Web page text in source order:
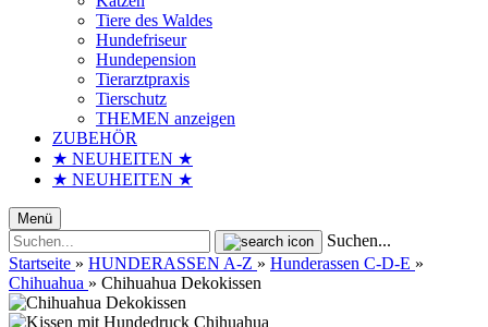
Tiere des Waldes
Hundefriseur
Hundepension
Tierarztpraxis
Tierschutz
THEMEN anzeigen
ZUBEHÖR
★ NEUHEITEN ★
★ NEUHEITEN ★
Menü
Suchen...
Startseite » HUNDERASSEN A-Z » Hunderassen C-D-E »
Chihuahua » Chihuahua Dekokissen